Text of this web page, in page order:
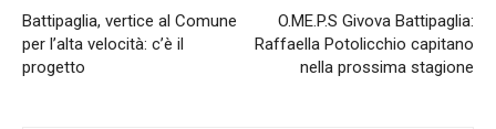
Battipaglia, vertice al Comune
per l’alta velocità: c’è il
progetto
O.ME.P.S Givova Battipaglia:
Raffaella Potolicchio capitano
nella prossima stagione